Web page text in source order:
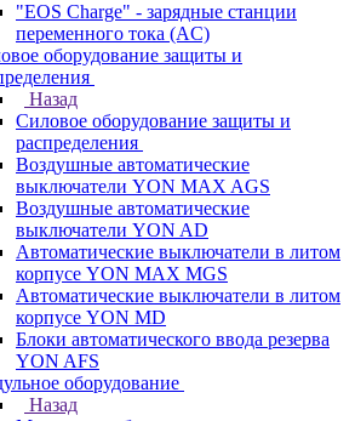
"EOS Charge" - зарядные станции
переменного тока (AC)
оборудование защиты и
Назад
Силовое оборудование защиты и
распределения
Воздушные автоматические
выключатели YON MAX AGS
Воздушные автоматические
выключатели YON AD
Автоматические выключатели в литом
корпусе YON MAX MGS
Автоматические выключатели в литом
корпусе YON MD
Блоки автоматического ввода резерва
YON AFS
оборудование
Назад